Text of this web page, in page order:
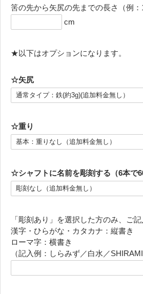
筈の先から矢尻の先までの長さ（例：
cm
★以下はオプションになります。
☆矢尻
☆重り
☆シャフトに名前を彫刻する（6本で
「彫刻あり」を選択した方のみ、ご記
漢字・ひらがな・カタカナ：縦書き
ローマ字：横書き
（記入例：しらみず／白水／